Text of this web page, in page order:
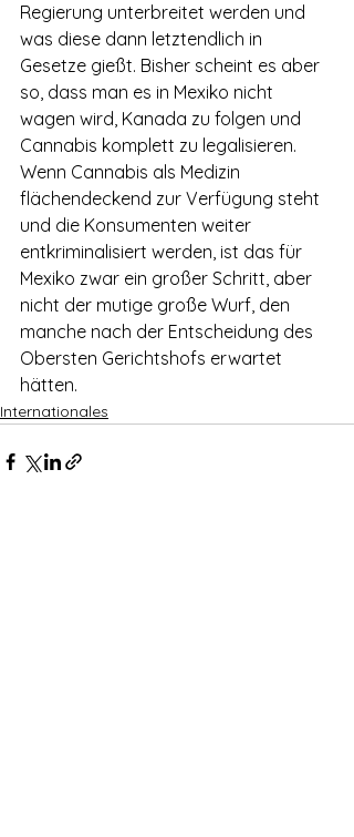
Regierung unterbreitet werden und
was diese dann letztendlich in
Gesetze gießt. Bisher scheint es aber
so, dass man es in Mexiko nicht
wagen wird, Kanada zu folgen und
Cannabis komplett zu legalisieren.
Wenn Cannabis als Medizin
flächendeckend zur Verfügung steht
und die Konsumenten weiter
entkriminalisiert werden, ist das für
Mexiko zwar ein großer Schritt, aber
nicht der mutige große Wurf, den
manche nach der Entscheidung des
Obersten Gerichtshofs erwartet
hätten.
Internationales